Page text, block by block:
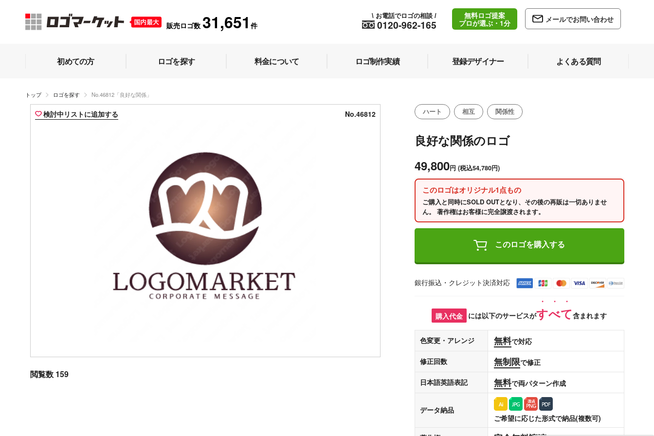
販売ロゴ数 31,651 件 0120-962-165
\ お電話でロゴの相談 /
無料ロゴ提案
プロが選ぶ・1分
メールでお問い合わせ
初めての方 ロゴを探す 料金について ロゴ制作実績 登録デザイナー よくある質問
トップ ロゴを探す No.46812「良好な関係」
検討中リストに追加する No.46812
閲覧数 159
ハート 相互 関係性
良好な関係のロゴ
49,800円 (税込54,780円)
このロゴはオリジナル1点もの
ご購入と同時にSOLD OUTとなり、その後の再販は一切ありませ
ん。 著作権はお客様に完全譲渡されます。
このロゴを購入する
銀行振込・クレジット決済対応
購入代金 には以下のサービスがすべて含まれます
色変更・アレンジ 無料で対応
修正回数 無制限で修正
日本語英語表記 無料で両パターン作成
データ納品
ご希望に応じた形式で納品(複数可)